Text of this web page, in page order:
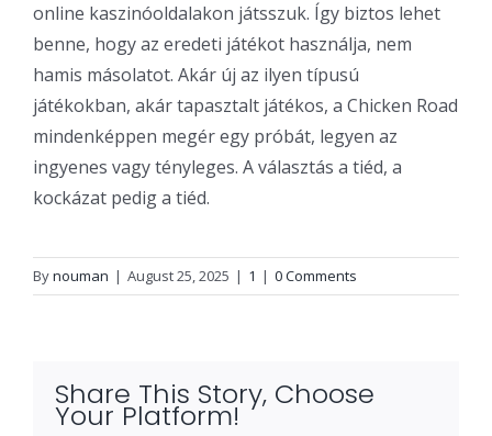
online kaszinóoldalakon játsszuk. Így biztos lehet
benne, hogy az eredeti játékot használja, nem
hamis másolatot. Akár új az ilyen típusú
játékokban, akár tapasztalt játékos, a Chicken Road
mindenképpen megér egy próbát, legyen az
ingyenes vagy tényleges. A választás a tiéd, a
kockázat pedig a tiéd.
Bynouman | August 25, 2025 | 1 | 0 Comments
Share This Story, Choose
Your Platform!